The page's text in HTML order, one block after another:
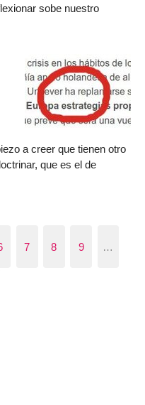
sobe nuestro
a creer que tienen otro
que es el de
7 8 9 …